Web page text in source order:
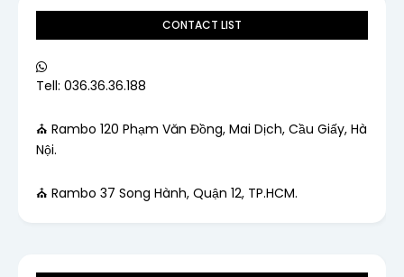
CONTACT LIST
Tell: 036.36.36.188
⛪ Rambo 120 Phạm Văn Đồng, Mai Dịch, Cầu Giấy, Hà
Nội.
⛪ Rambo 37 Song Hành, Quận 12, TP.HCM.